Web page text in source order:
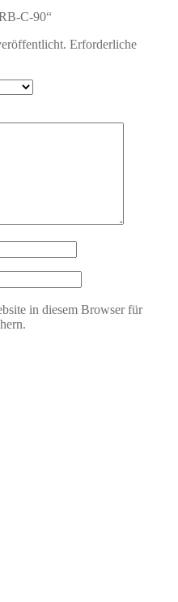
C-90“
Erforderliche
in diesem Browser für